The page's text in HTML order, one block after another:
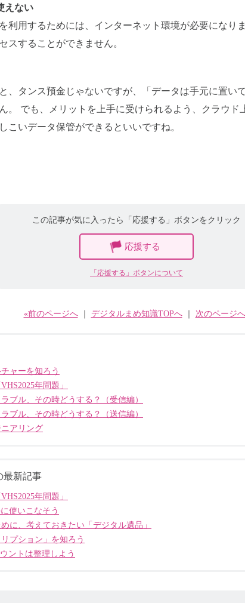
えない
利用するためには、インターネット環境が必要になり
スすることができません。
、タンス預金じゃないですが、「データは手元に置い
。 でも、メリットを上手に受けられるよう、クラウド
こいデータ保管ができるといいですね。
この記事が気に入ったら「応援する」ボタンをクリック
応援する
「応援する」ボタンについて
«前のページへ｜ デジタルまめ知識TOPへ｜ 次のページ
ャーを知ろう
年問題」
ブル、その時どうする？（受信編）
ブル、その時どうする？（送信編）
アリング
最新記事
年問題」
使いこなそう
に、考えておきたい「デジタル遺品」
プション」を知ろう
ントは整理しよう